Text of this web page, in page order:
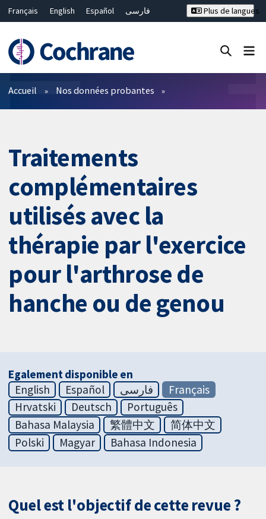
Français English Español
فارسی
Bahasa Malaysia
ไทย
繁體中文
简体中文
Plus de langues
Filtres
Accueil Nos données probantes
Traitements
complémentaires
utilisés avec la
thérapie par l'exercice
pour l'arthrose de
hanche ou de genou
Egalement disponible en
English
Español فارسی
Français
Hrvatski
Deutsch
Português
Bahasa Malaysia
繁體中文
简体中文
Polski
Magyar Bahasa Indonesia
Quel est l'objectif de cette revue ?